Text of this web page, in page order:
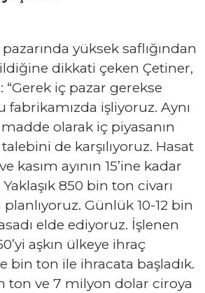
yüksek saflığından
dikkati çeken Çetiner,
“Gerek iç pazar gerekse
işliyoruz. Aynı
olarak iç piyasanın
de karşılıyoruz. Hasat
kasım ayının 15’ine kadar
850 bin ton civarı
Günlük 10-12 bin
elde ediyoruz. İşlenen
aşkın ülkeye ihraç
bin ton ile ihracata başladık.
ton ve 7 milyon dolar ciroya